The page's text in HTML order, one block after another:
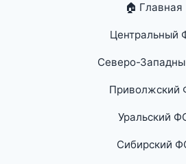
🏠 Главная
Центральный
Северо-
Приволжский
Уральский
Сибирский